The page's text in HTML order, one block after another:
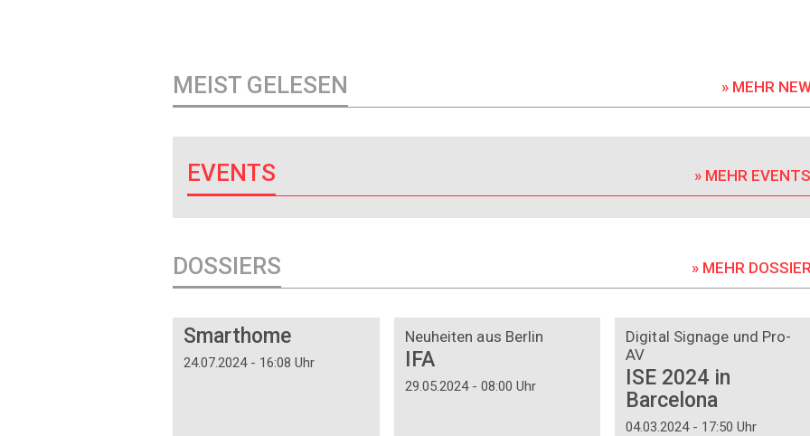
MEIST GELESEN » MEHR
EVENTS » MEHR EVENTS
DOSSIERS » MEHR
Smarthome
24.07.2024 - 16:08 Uhr
Neuheiten aus Berlin
IFA
29.05.2024 - 08:00 Uhr
Digital Signage und Pro-
AV
ISE 2024 in
Barcelona
04.03.2024 - 17:50 Uhr